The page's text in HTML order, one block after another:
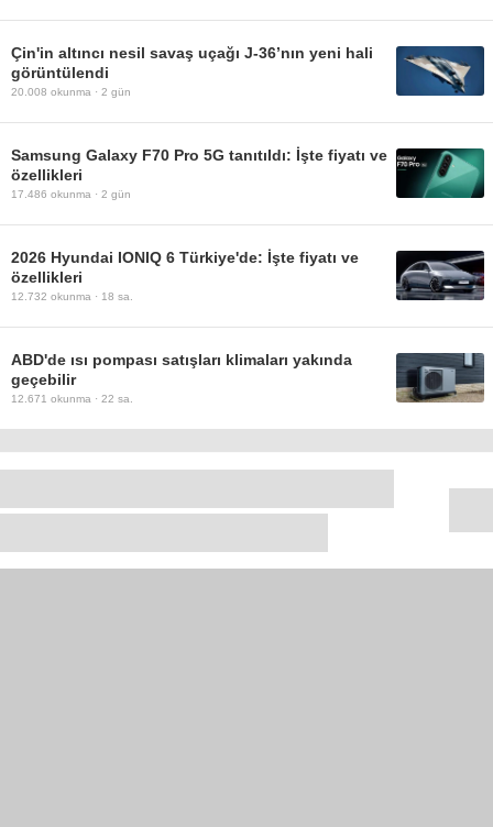
Çin'in altıncı nesil savaş uçağı J-36’nın yeni hali
görüntülendi
20.008 okunma · 2 gün
Samsung Galaxy F70 Pro 5G tanıtıldı: İşte fiyatı ve
özellikleri
17.486 okunma · 2 gün
2026 Hyundai IONIQ 6 Türkiye'de: İşte fiyatı ve
özellikleri
12.732 okunma · 18 sa.
ABD'de ısı pompası satışları klimaları yakında
geçebilir
12.671 okunma · 22 sa.